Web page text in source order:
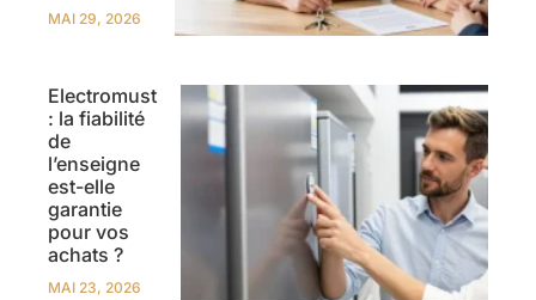
MAI 29, 2026
Electromust
: la fiabilité
de
l’enseigne
est-elle
garantie
pour vos
achats ?
MAI 23, 2026